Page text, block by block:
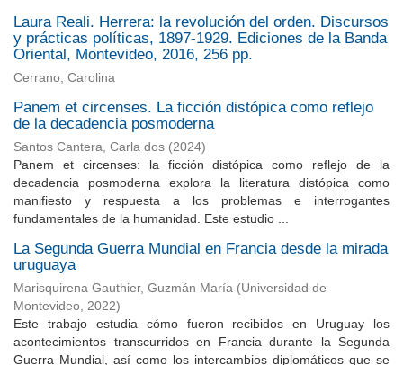
Laura Reali. Herrera: la revolución del orden. Discursos
y prácticas políticas, 1897-1929. Ediciones de la Banda
Oriental, Montevideo, 2016, 256 pp.
Cerrano, Carolina
Panem et circenses. La ficción distópica como reflejo
de la decadencia posmoderna
Santos Cantera, Carla dos (2024)
Panem et circenses: la ficción distópica como reflejo de la
decadencia posmoderna explora la literatura distópica como
manifiesto y respuesta a los problemas e interrogantes
fundamentales de la humanidad. Este estudio ...
La Segunda Guerra Mundial en Francia desde la mirada
uruguaya
Marisquirena Gauthier, Guzmán María (Universidad de
Montevideo, 2022)
Este trabajo estudia cómo fueron recibidos en Uruguay los
acontecimientos transcurridos en Francia durante la Segunda
Guerra Mundial, así como los intercambios diplomáticos que se